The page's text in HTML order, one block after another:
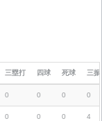
三塁打 四球 死球 三振
0 0 0 0
0 0 0 4